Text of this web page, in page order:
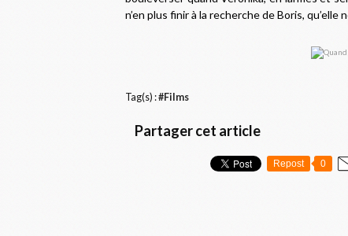
n’en plus finir à la recherche de Boris, qu’elle
Tag(s) :#Films
Partager cet article
Repost 0